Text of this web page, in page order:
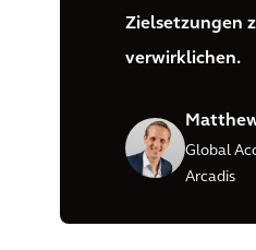
Zielsetzungen
verwirklichen.
Global
Arcadis